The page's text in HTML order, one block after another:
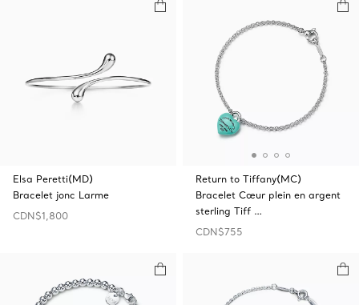
Elsa Peretti(MD)
Bracelet jonc Larme
CDN$1,800
Return to Tiffany(MC)
Bracelet Cœur plein en argent
sterling Tiff …
CDN$755